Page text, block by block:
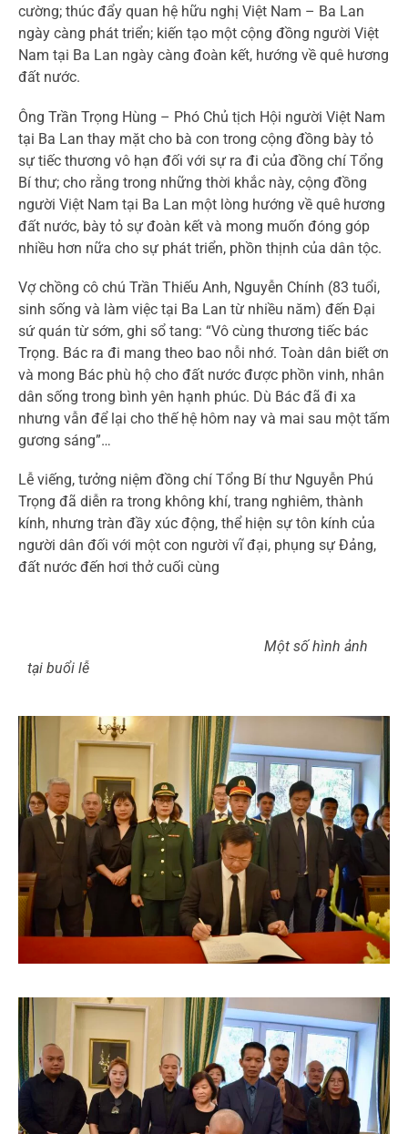
cường; thúc đẩy quan hệ hữu nghị Việt Nam – Ba Lan
ngày càng phát triển; kiến tạo một cộng đồng người Việt
Nam tại Ba Lan ngày càng đoàn kết, hướng về quê hương
đất nước.
Ông Trần Trọng Hùng – Phó Chủ tịch Hội người Việt Nam
tại Ba Lan thay mặt cho bà con trong cộng đồng bày tỏ
sự tiếc thương vô hạn đối với sự ra đi của đồng chí Tổng
Bí thư; cho rằng trong những thời khắc này, cộng đồng
người Việt Nam tại Ba Lan một lòng hướng về quê hương
đất nước, bày tỏ sự đoàn kết và mong muốn đóng góp
nhiều hơn nữa cho sự phát triển, phồn thịnh của dân tộc.
Vợ chồng cô chú Trần Thiếu Anh, Nguyễn Chính (83 tuổi,
sinh sống và làm việc tại Ba Lan từ nhiều năm) đến Đại
sứ quán từ sớm, ghi sổ tang: “Vô cùng thương tiếc bác
Trọng. Bác ra đi mang theo bao nỗi nhớ. Toàn dân biết ơn
và mong Bác phù hộ cho đất nước được phồn vinh, nhân
dân sống trong bình yên hạnh phúc. Dù Bác đã đi xa
nhưng vẫn để lại cho thế hệ hôm nay và mai sau một tấm
gương sáng”…
Lễ viếng, tưởng niệm đồng chí Tổng Bí thư Nguyễn Phú
Trọng đã diễn ra trong không khí, trang nghiêm, thành
kính, nhưng tràn đầy xúc động, thể hiện sự tôn kính của
người dân đối với một con người vĩ đại, phụng sự Đảng,
đất nước đến hơi thở cuối cùng
Một số hình ảnh
tại buổi lễ